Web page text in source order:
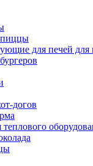
для печей
догов